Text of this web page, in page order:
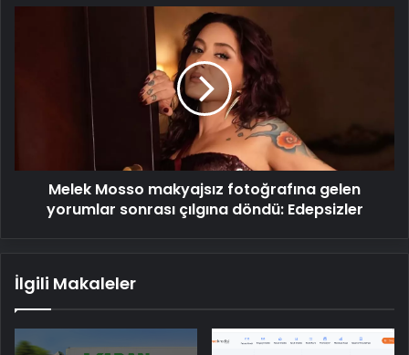
döndü:
EdepsizlerMelek Mosso makyajsız fotoğrafına gelen
yorumlar sonrası çılgına döndü: Edepsizler
İlgili Makaleler